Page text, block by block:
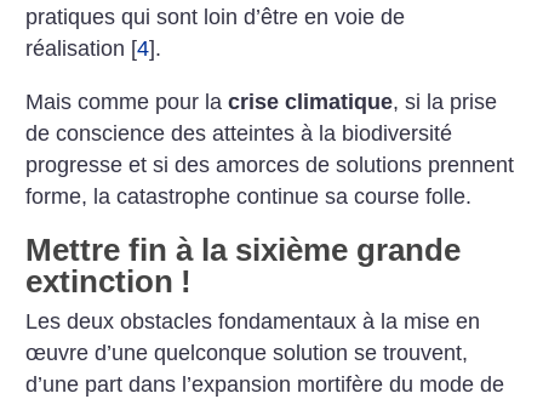
pratiques qui sont loin d’être en voie de
réalisation [4].
Mais comme pour lacrise climatique, si la prise
de conscience des atteintes à la biodiversité
progresse et si des amorces de solutions prennent
forme, la catastrophe continue sa course folle.
Mettre fin à la sixième grande
extinction !
Les deux obstacles fondamentaux à la mise en
œuvre d’une quelconque solution se trouvent,
d’une part dans l’expansion mortifère du mode de